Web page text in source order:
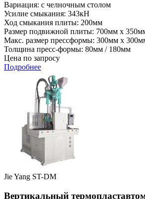
Вариация: с челночным столом
Усилие смыкания: 343кН
Ход смыкания плиты: 200мм
Размер подвижной плиты: 700мм x
Макс. размер прессформы: 300мм x
Толщина пресс-формы: 80мм / 180мм
Цена по запросу
Подробнее
Jie Yang ST-DM
Вертикальный